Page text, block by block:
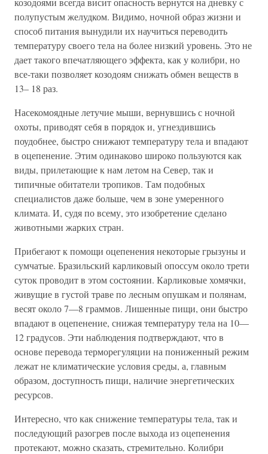
полупустым желудком. Видимо, ночной образ жизни и
способ питания вынудили их научиться переводить
температуру своего тела на более низкий уровень. Это не
дает такого впечатляющего эффекта, как у колибри, но
все-таки позволяет козодоям снижать обмен веществ в
13– 18 раз.
Насекомоядные летучие мыши, вернувшись с ночной
охоты, приводят себя в порядок и, угнездившись
поудобнее, быстро снижают температуру тела и впадают
в оцепенение. Этим одинаково широко пользуются как
виды, прилетающие к нам летом на Север, так и
типичные обитатели тропиков. Там подобных
специалистов даже больше, чем в зоне умеренного
климата. И, судя по всему, это изобретение сделано
животными жарких стран.
Прибегают к помощи оцепенения некоторые грызуны и
сумчатые. Бразильский карликовый опоссум около трети
суток проводит в этом состоянии. Карликовые хомячки,
живущие в густой траве по лесным опушкам и полянам,
весят около 7—8 граммов. Лишенные пищи, они быстро
впадают в оцепенение, снижая температуру тела на 10—
12 градусов. Эти наблюдения подтверждают, что в
основе перевода терморегуляции на пониженный режим
лежат не климатические условия среды, а, главным
образом, доступность пищи, наличие энергетических
ресурсов.
Интересно, что как снижение температуры тела, так и
последующий разогрев после выхода из оцепенения
протекают, можно сказать, стремительно. Колибри